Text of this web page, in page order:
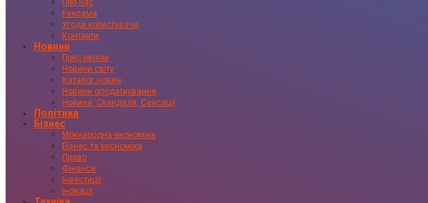
Реклама
Угода користувача
Контакти
Новини
Прес-релізи
Новини світу
Каталог новин
Новини оподаткування
Новини, Скандали, Сенсації
Політика
Бізнес
Міжнародна економіка
Бізнес та економіка
Право
Фінанси
Інвестиції
Іновації